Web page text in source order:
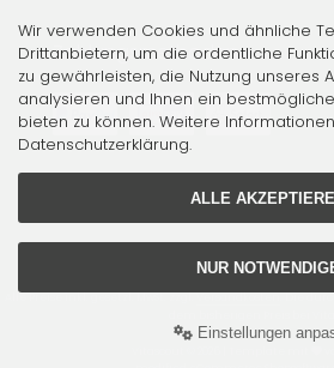
Zahlungsmethoden
Alle Preise inkl. gesetzl. MwSt. zzgl.Versandkosten. Die
Wir verwenden Cookies und ähnliche
Drittanbietern, um die ordentliche
zu gewährleisten, die Nutzung unseres
analysieren und Ihnen ein
bieten zu können. Weitere
Datenschutzerklärung.
ALLE
NUR
Einstellungen